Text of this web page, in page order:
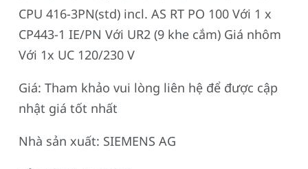
CPU 416-3PN(std) incl. AS RT PO 100 Với 1 x
CP443-1 IE/PN Với UR2 (9 khe cắm) Giá nhôm
Với 1x UC 120/230 V
Giá: Tham khảo vui lòng liên hệ để được cập
nhật giá tốt nhất
Nhà sản xuất: SIEMENS AG